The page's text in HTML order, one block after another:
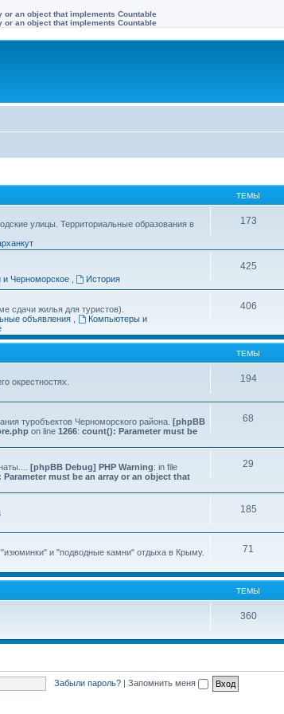
or an object that implements Countable
or an object that implements Countable
ТЕМЫ
улицы. Территориальные образования в
173
и Черноморское История
425
сдачи жилья для туристов).
объявления
Компьютеры и
406
ТЕМЫ
окрестностях.
194
туробъектов Черноморского района. [phpBB
on line 1266: count(): Parameter must be
68
[phpBB Debug] PHP Warning: in file
Parameter must be an array or an object that
29
185
и "подводные камни" отдыха в Крыму.
71
ТЕМЫ
360
Забыли пароль? | Запомнить меня